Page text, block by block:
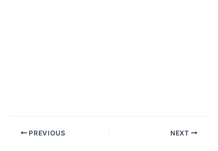
PREVIOUS NEXT